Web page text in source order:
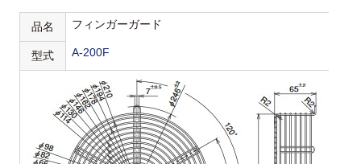
品名 フィンガーガード
型式 A-200F